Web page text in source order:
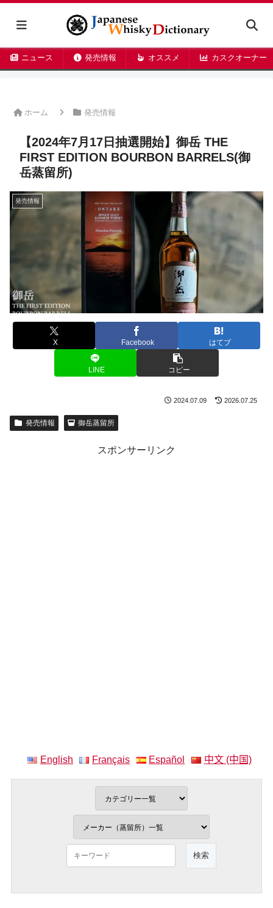
ニュース 発売情報 オススメ カスクオーナー
ホーム 発売情報
【2024年7月17日抽選開始】御岳 THE
FIRST EDITION BOURBON BARRELS(御
岳蒸留所)
発売情報
X Facebook はてブ
LINE コピー
2024.07.09 2026.07.25
発売情報 御岳蒸留所
スポンサーリンク
English Français Español 中文 (中国)